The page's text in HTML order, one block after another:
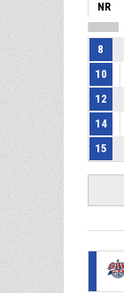
NR
8
10
12
14
15